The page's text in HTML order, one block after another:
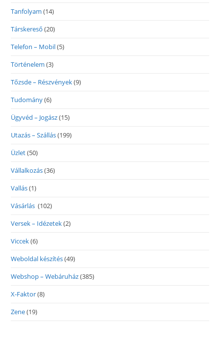
Tanfolyam (14)
Társkereső (20)
Telefon – Mobil(5)
Történelem (3)
Tőzsde – Részvények(9)
Tudomány(6)
Ügyvéd – Jogász(15)
Utazás – Szállás(199)
Üzlet(50)
Vállalkozás(36)
Vallás(1)
Vásárlás (102)
Versek – Idézetek(2)
Viccek(6)
Weboldal készítés(49)
Webshop – Webáruház(385)
X-Faktor(8)
Zene(19)